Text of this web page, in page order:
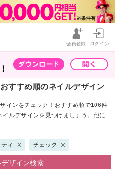
会員登録 ログイン
すすめ順のネイルデザイン
インをチェック！おすすめ順で106件
ルデザインを見つけましょう。他に
ィ チェック
デザイン検索